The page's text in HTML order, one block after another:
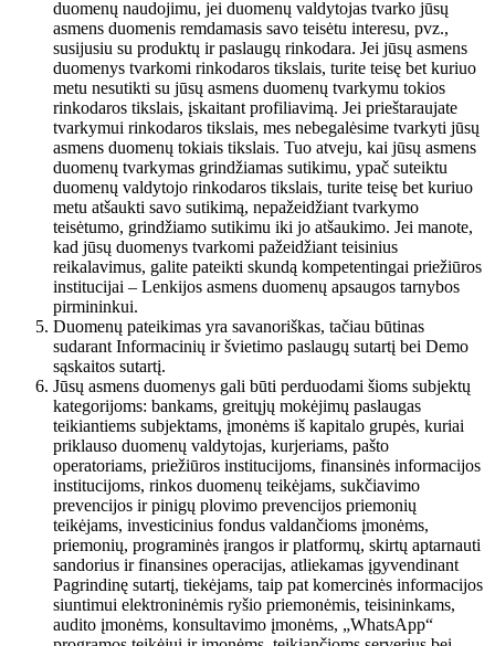
duomenų naudojimu, jei duomenų valdytojas tvarko jūsų
asmens duomenis remdamasis savo teisėtu interesu, pvz.,
susijusiu su produktų ir paslaugų rinkodara. Jei jūsų asmens
duomenys tvarkomi rinkodaros tikslais, turite teisę bet kuriuo
metu nesutikti su jūsų asmens duomenų tvarkymu tokios
rinkodaros tikslais, įskaitant profiliavimą. Jei prieštaraujate
tvarkymui rinkodaros tikslais, mes nebegalėsime tvarkyti jūsų
asmens duomenų tokiais tikslais. Tuo atveju, kai jūsų asmens
duomenų tvarkymas grindžiamas sutikimu, ypač suteiktu
duomenų valdytojo rinkodaros tikslais, turite teisę bet kuriuo
metu atšaukti savo sutikimą, nepažeidžiant tvarkymo
teisėtumo, grindžiamo sutikimu iki jo atšaukimo. Jei manote,
kad jūsų duomenys tvarkomi pažeidžiant teisinius
reikalavimus, galite pateikti skundą kompetentingai priežiūros
institucijai – Lenkijos asmens duomenų apsaugos tarnybos
pirmininkui.
Duomenų pateikimas yra savanoriškas, tačiau būtinas
sudarant Informacinių ir švietimo paslaugų sutartį bei Demo
sąskaitos sutartį.
Jūsų asmens duomenys gali būti perduodami šioms subjektų
kategorijoms: bankams, greitųjų mokėjimų paslaugas
teikiantiems subjektams, įmonėms iš kapitalo grupės, kuriai
priklauso duomenų valdytojas, kurjeriams, pašto
operatoriams, priežiūros institucijoms, finansinės informacijos
institucijoms, rinkos duomenų teikėjams, sukčiavimo
prevencijos ir pinigų plovimo prevencijos priemonių
teikėjams, investicinius fondus valdančioms įmonėms,
priemonių, programinės įrangos ir platformų, skirtų aptarnauti
sandorius ir finansines operacijas, atliekamas įgyvendinant
Pagrindinę sutartį, tiekėjams, taip pat komercinės informacijos
siuntimui elektroninėmis ryšio priemonėmis, teisininkams,
audito įmonėms, konsultavimo įmonėms, „WhatsApp“